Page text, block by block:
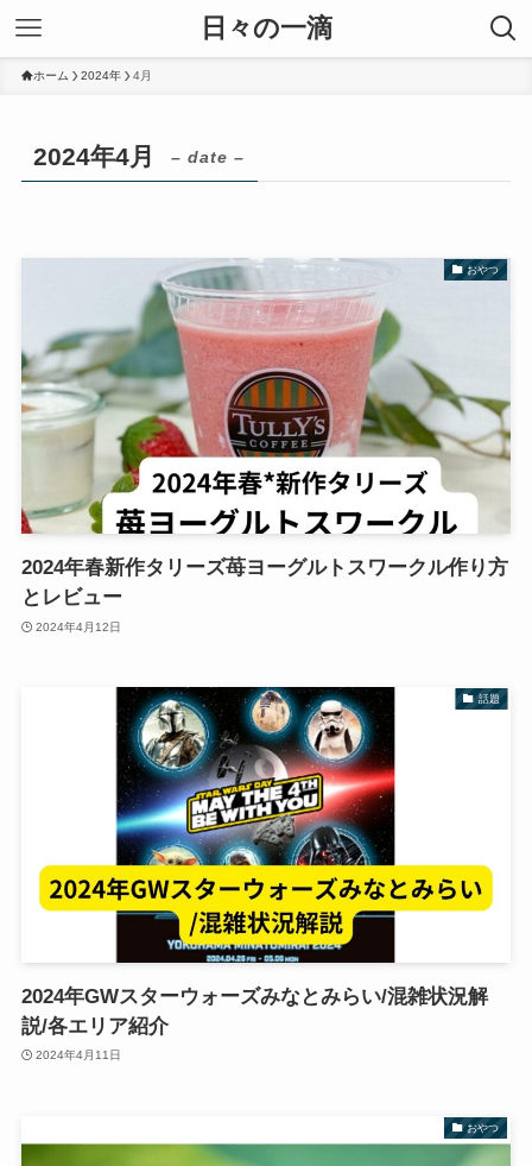
日々の一滴
ホーム 2024年 4月
2024年4月 – date –
おやつ
2024年春新作タリーズ苺ヨーグルトスワークル作り方
とレビュー
2024年4月12日
話題
2024年GWスターウォーズみなとみらい/混雑状況解
説/各エリア紹介
2024年4月11日
おやつ